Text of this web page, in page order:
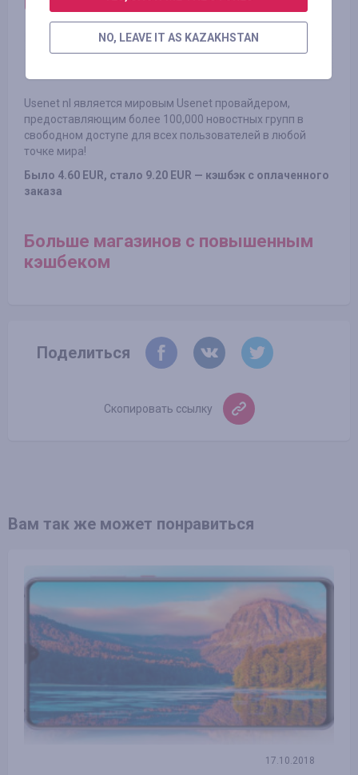
Usenet nl. Usenet провайдер
Usenet nl является мировым Usenet провайдером,
предоставляющим более 100,000 новостных групп в
свободном доступе для всех пользователей в любой
точке мира!
Было 4.60 EUR, стало 9.20 EUR — кэшбэк с оплаченного
заказа
Больше магазинов с повышенным
кэшбеком
Поделиться
Скопировать ссылку
Вам так же может понравиться
17.10.2018
NO, LEAVE IT AS KAZAKHSTAN